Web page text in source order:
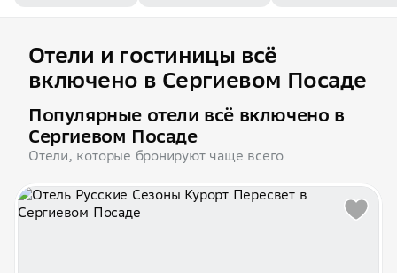
Отели и гостиницы всё
включено в Сергиевом Посаде
Популярные отели всё включено в
Сергиевом Посаде
Отели, которые бронируют чаще всего